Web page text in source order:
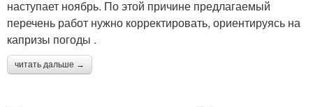
наступает ноябрь. По этой причине предлагаемый
перечень работ нужно корректировать, ориентируясь на
капризы погоды .
читать дальше →